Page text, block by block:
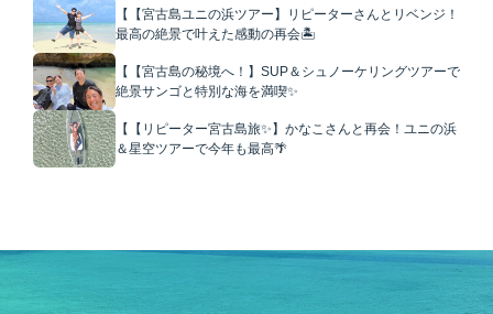
【【宮古島ユニの浜ツアー】リピーターさんとリベンジ！
最高の絶景で叶えた感動の再会🏝️
【【宮古島の秘境へ！】SUP＆シュノーケリングツアーで
絶景サンゴと特別な海を満喫✨
【【リピーター宮古島旅✨】かなこさんと再会！ユニの浜
＆星空ツアーで今年も最高🌴